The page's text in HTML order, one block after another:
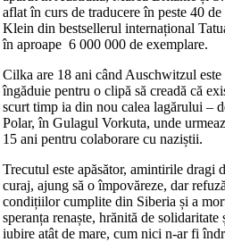
aflat în curs de traducere în peste 40
Klein din bestsellerul internațional
în aproape 6 000 000 de exemplare.
Cilka are 18 ani când Auschwitzul
îngăduie pentru o clipă să creadă că
scurt timp ia din nou calea lagărului –
Polar, în Gulagul Vorkuta, unde
15 ani pentru colaborare cu naziștii.
Trecutul este apăsător, amintirile dragi
curaj, ajung să o împovăreze, dar
condițiilor cumplite din Siberia și a
speranța renaște, hrănită de
iubire atât de mare, cum nici n-ar fi